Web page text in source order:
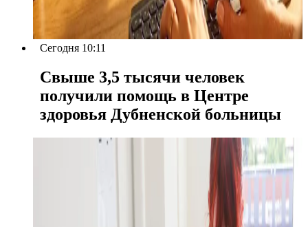
Сегодня 10:11
Свыше 3,5 тысячи человек
получили помощь в Центре
здоровья Дубненской больницы